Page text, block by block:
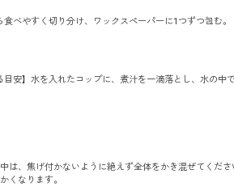
食べやすく切り分け、ワックスペーパーに1つずつ包む。
目安】水を入れたコップに、煮汁を一滴落とし、水の
は、焦げ付かないように絶えず全体をかき混ぜてくだ
くなります。